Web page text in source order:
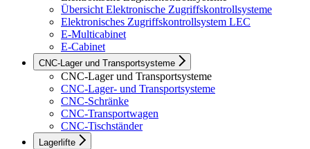
Übersicht Elektronische Zugriffskontrollsysteme
Elektronisches Zugriffskontrollsystem LEC
E-Multicabinet
E-Cabinet
CNC-Lager und Transportsysteme
CNC-Lager und Transportsysteme
CNC-Lager- und Transportsysteme
CNC-Schränke
CNC-Transportwagen
CNC-Tischständer
Lagerlifte